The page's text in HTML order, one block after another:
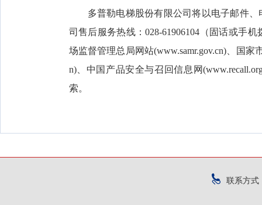
多普勒电梯股份有限公司将以电子邮件
司售后服务热线：028-61906104（固话或手
场监督管理总局网站(www.samr.gov.cn)、国
n)、中国产品安全与召回信息网
索。
联系方式